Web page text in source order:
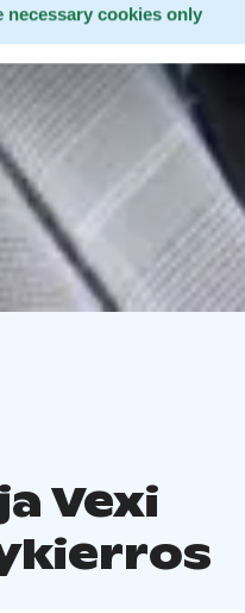
necessary cookies only
Vexi